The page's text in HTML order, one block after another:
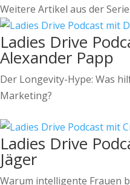
Weitere Artikel aus der Serie
Ladies Drive
Alexander Papp
Der Longevity-Hype: Was
Marketing?
Ladies Drive
Jäger
Warum intelligente Frauen